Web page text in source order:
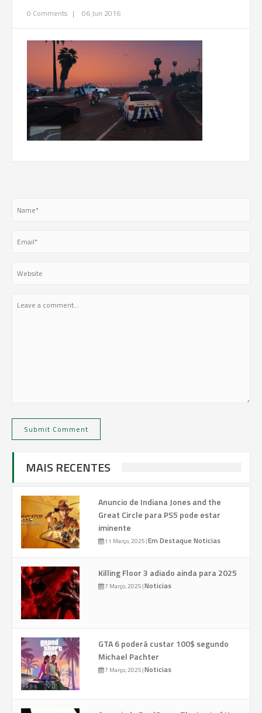
0 Comments | 06 Jun 2016
MAIS RECENTES
Anuncio de Indiana Jones and the
Great Circle para PS5 pode estar
iminente
11 Março, 2025|Em Destaque Noticias
Killing Floor 3 adiado ainda para 2025
7 Março, 2025|Noticias
GTA 6 poderá custar 100$ segundo
Michael Pachter
7 Março, 2025|Noticias